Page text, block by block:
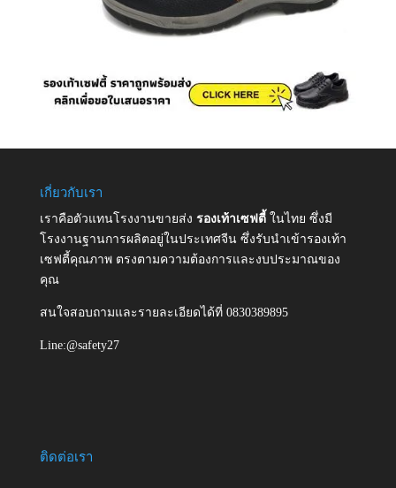
เกี่ยวกับเรา
เราคือตัวแทนโรงงานขายส่ง รองเท้าเซฟตี้ ในไทย ซึ่งมี
โรงงานฐานการผลิตอยู่ในประเทศจีน ซึ่งรับนำเข้ารองเท้า
เซฟตี้คุณภาพ ตรงตามความต้องการและงบประมาณของ
คุณ
สนใจสอบถามและรายละเอียดได้ที่ 0830389895
Line:@safety27
ติดต่อเรา